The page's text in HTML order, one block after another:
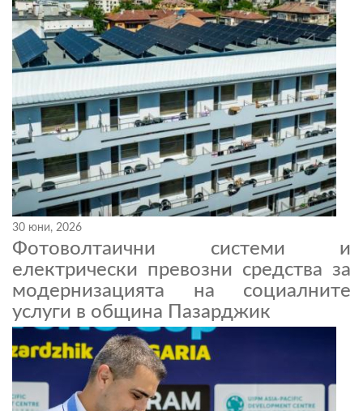
30 юни, 2026
Фотоволтаични системи и
електрически превозни средства за
модернизацията на социалните
услуги в община Пазарджик